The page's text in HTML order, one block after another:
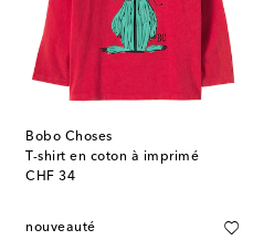
Bobo Choses
T-shirt en coton à imprimé
CHF 34
original price
nouveauté